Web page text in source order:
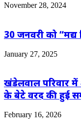
November 28, 2024
30 जनवरी को
January 27, 2025
खंडेलवाल परिवार में
के बेटे वरद की हुई
February 16, 2026